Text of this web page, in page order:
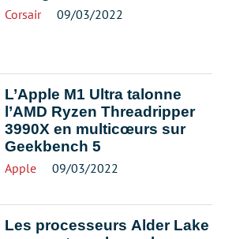
Corsair 09/03/2022
L’Apple M1 Ultra talonne
l’AMD Ryzen Threadripper
3990X en multicœurs sur
Geekbench 5
Apple 09/03/2022
Les processeurs Alder Lake